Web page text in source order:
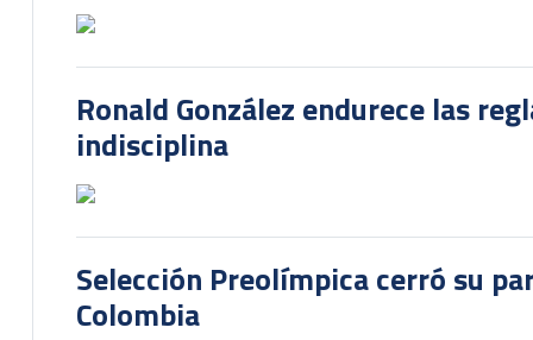
Ronald González endurece las
indisciplina
Selección Preolímpica cerró su
Colombia